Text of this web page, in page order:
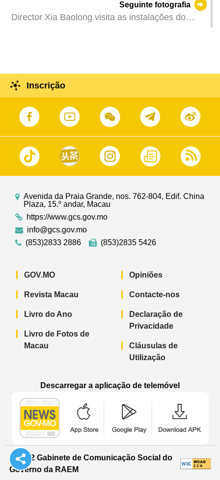
Seguinte fotografia
Director Xia Baolong visita as instalações do
Inscrição
Avenida da Praia Grande, nos. 762-804, Edif. China
Plaza, 15.º andar, Macau
https://www.gcs.gov.mo
info@gcs.gov.mo
(853)2833 2886
(853)2835 5426
GOV.MO
Revista Macau
Livro do Ano
Livro de Fotos de
Macau
Opiniões
Contacte-nos
Declaração de
Privacidade
Cláusulas de
Utilização
Descarregar a aplicação de telemóvel
© 2022 Gabinete de Comunicação Social do
Governo da RAEM